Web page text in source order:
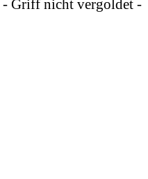
Griff nicht vergoldet -